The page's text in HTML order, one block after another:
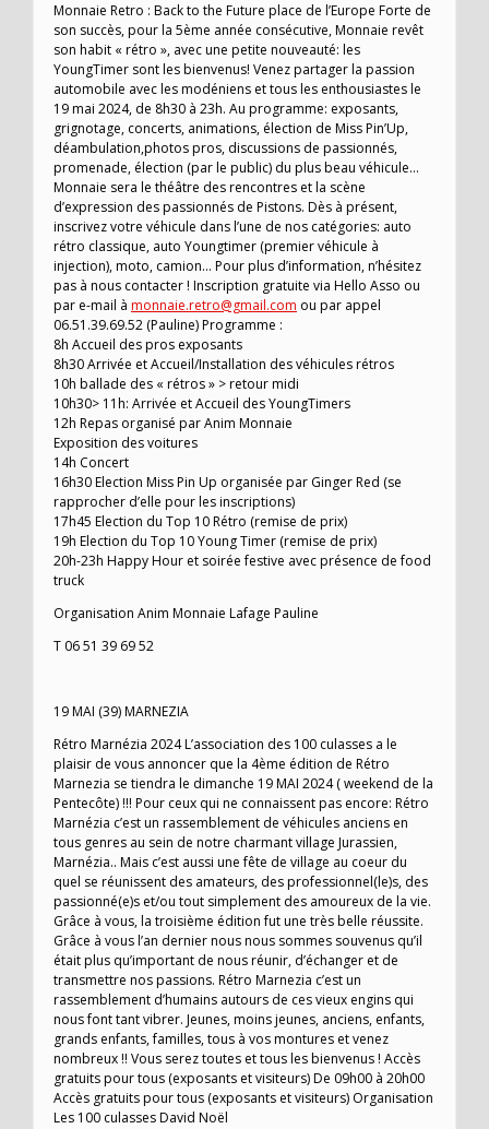
Monnaie Retro : Back to the Future place de l’Europe Forte de
son succès, pour la 5ème année consécutive, Monnaie revêt
son habit « rétro », avec une petite nouveauté: les
YoungTimer sont les bienvenus! Venez partager la passion
automobile avec les modéniens et tous les enthousiastes le
19 mai 2024, de 8h30 à 23h. Au programme: exposants,
grignotage, concerts, animations, élection de Miss Pin’Up,
déambulation,photos pros, discussions de passionnés,
promenade, élection (par le public) du plus beau véhicule…
Monnaie sera le théâtre des rencontres et la scène
d’expression des passionnés de Pistons. Dès à présent,
inscrivez votre véhicule dans l’une de nos catégories: auto
rétro classique, auto Youngtimer (premier véhicule à
injection), moto, camion… Pour plus d’information, n’hésitez
pas à nous contacter ! Inscription gratuite via Hello Asso ou
par e-mail à monnaie.retro@gmail.com ou par appel
06.51.39.69.52 (Pauline) Programme :
8h Accueil des pros exposants
8h30 Arrivée et Accueil/Installation des véhicules rétros
10h ballade des « rétros » > retour midi
10h30> 11h: Arrivée et Accueil des YoungTimers
12h Repas organisé par Anim Monnaie
Exposition des voitures
14h Concert
16h30 Election Miss Pin Up organisée par Ginger Red (se
rapprocher d’elle pour les inscriptions)
17h45 Election du Top 10 Rétro (remise de prix)
19h Election du Top 10 Young Timer (remise de prix)
20h-23h Happy Hour et soirée festive avec présence de food
truck
Organisation Anim Monnaie Lafage Pauline
T 06 51 39 69 52
19 MAI (39) MARNEZIA
Rétro Marnézia 2024 L’association des 100 culasses a le
plaisir de vous annoncer que la 4ème édition de Rétro
Marnezia se tiendra le dimanche 19 MAI 2024 ( weekend de la
Pentecôte) !!! Pour ceux qui ne connaissent pas encore: Rétro
Marnézia c’est un rassemblement de véhicules anciens en
tous genres au sein de notre charmant village Jurassien,
Marnézia.. Mais c’est aussi une fête de village au coeur du
quel se réunissent des amateurs, des professionnel(le)s, des
passionné(e)s et/ou tout simplement des amoureux de la vie.
Grâce à vous, la troisième édition fut une très belle réussite.
Grâce à vous l’an dernier nous nous sommes souvenus qu’il
était plus qu’important de nous réunir, d’échanger et de
transmettre nos passions. Rétro Marnezia c’est un
rassemblement d’humains autours de ces vieux engins qui
nous font tant vibrer. Jeunes, moins jeunes, anciens, enfants,
grands enfants, familles, tous à vos montures et venez
nombreux !! Vous serez toutes et tous les bienvenus ! Accès
gratuits pour tous (exposants et visiteurs) De 09h00 à 20h00
Accès gratuits pour tous (exposants et visiteurs) Organisation
Les 100 culasses David Noël